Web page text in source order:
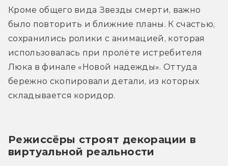
Кроме общего вида Звезды смерти, важно
было повторить и ближние планы. К счастью,
сохранились ролики с анимацией, которая
использовалась при пролёте истребителя
Люка в финале «Новой надежды». Оттуда
бережно скопировали детали, из которых
складывается коридор.
Режиссёры строят декорации в
виртуальной реальности